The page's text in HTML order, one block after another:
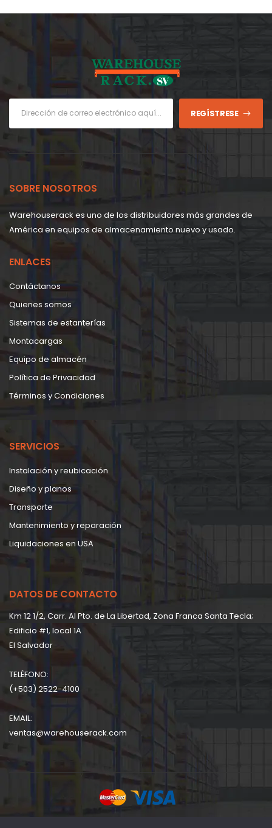
REGÍSTRESE
SOBRE NOSOTROS
Warehouserack es uno de los distribuidores más grandes de
América en equipos de almacenamiento nuevo y usado.
ENLACES
Contáctanos
Quienes somos
Sistemas de estanterías
Montacargas
Equipo de almacén
Política de Privacidad
Términos y Condiciones
SERVICIOS
Instalación y reubicación
Diseño y planos
Transporte
Mantenimiento y reparación
Liquidaciones en USA
DATOS DE CONTACTO
Km 12 1/2, Carr. Al Pto. de La Libertad, Zona Franca Santa Tecla;
Edificio #1, local 1A
EI Salvador
TELÉFONO:
(+503) 2522-4100
EMAIL:
ventas@warehouserack.com